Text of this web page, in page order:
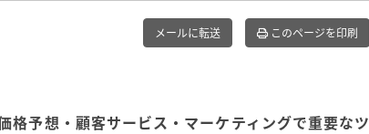
メールに転送 このページを印刷
予想・顧客サービス・マーケティングで重要なツ